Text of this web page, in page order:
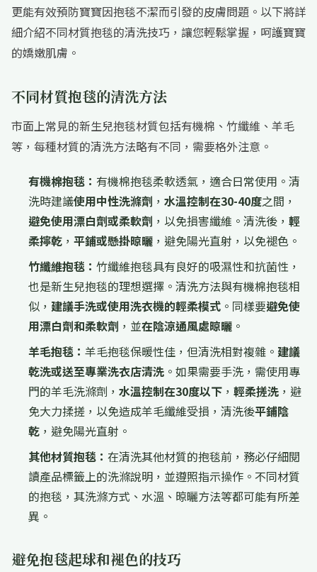
更能有效預防寶寶因抱毯不潔而引發的皮膚問題。以下將詳
細介紹不同材質抱毯的清洗技巧，讓您輕鬆掌握，呵護寶寶
的嬌嫩肌膚。
不同材質抱毯的清洗方法
市面上常見的新生兒抱毯材質包括有機棉、竹纖維、羊毛
等，每種材質的清洗方法略有不同，需要格外注意。
有機棉抱毯： 有機棉抱毯柔軟透氣，適合日常使用。清
洗時建議使用中性洗滌劑 ， 水溫控制在30-40度之間，
避免使用漂白劑或柔軟劑 ，以免損害纖維。清洗後， 輕
柔擰乾 ， 平鋪或懸掛晾曬 ，避免陽光直射，以免褪色。
竹纖維抱毯： 竹纖維抱毯具有良好的吸濕性和抗菌性，
也是新生兒抱毯的理想選擇。清洗方法與有機棉抱毯相
似， 建議手洗或使用洗衣機的輕柔模式 。同樣要避免使
用漂白劑和柔軟劑 ，並在陰涼通風處晾曬 。
羊毛抱毯： 羊毛抱毯保暖性佳，但清洗相對複雜。 建議
乾洗或送至專業洗衣店清洗 。如果需要手洗，需使用專
門的羊毛洗滌劑， 水溫控制在30度以下 ， 輕柔搓洗 ，避
免大力揉搓，以免造成羊毛纖維受損，清洗後平鋪陰
乾 ，避免陽光直射。
其他材質抱毯： 在清洗其他材質的抱毯前，務必仔細閱
讀產品標籤上的洗滌說明，並遵照指示操作。不同材質
的抱毯，其洗滌方式、水溫、晾曬方法等都可能有所差
異。
避免抱毯起球和褪色的技巧